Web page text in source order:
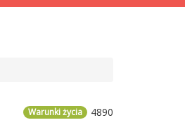
4890
Warunki życia